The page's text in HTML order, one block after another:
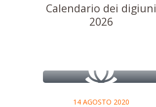
Calendario dei digiuni
2026
14 AGOSTO 2020